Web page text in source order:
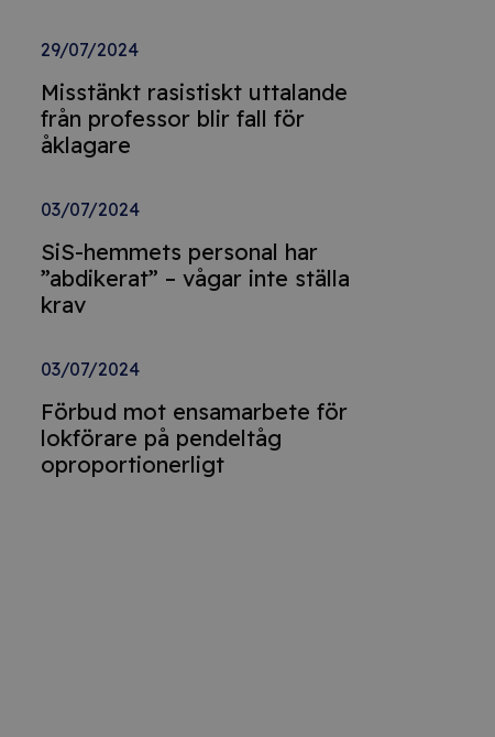
29/07/2024
Misstänkt rasistiskt uttalande
från professor blir fall för
åklagare
03/07/2024
SiS-hemmets personal har
”abdikerat” – vågar inte ställa
krav
03/07/2024
Förbud mot ensamarbete för
lokförare på pendeltåg
oproportionerligt